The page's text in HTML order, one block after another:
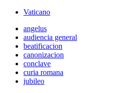
Vaticano
angelus
audiencia general
beatificacion
canonizacion
conclave
curia romana
jubileo